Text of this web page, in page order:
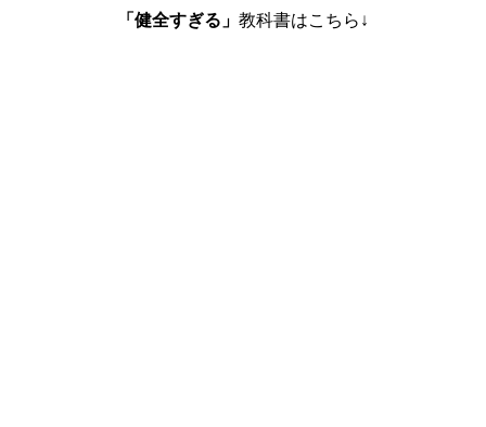
「健全すぎる」 教科書はこちら↓